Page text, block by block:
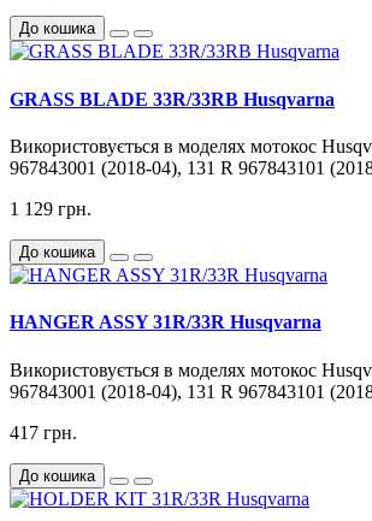
До кошика
GRASS BLADE 33R/33RB Husqvarna
Використовується в моделях мотокос
967843001 (2018-04), 131 R 967843101
1 129 грн.
До кошика
HANGER ASSY 31R/33R Husqvarna
Використовується в моделях мотокос
967843001 (2018-04), 131 R 967843101
417 грн.
До кошика